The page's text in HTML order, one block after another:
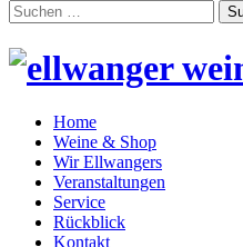
Suchen
nach:
Home
Weine & Shop
Wir Ellwangers
Veranstaltungen
Service
Rückblick
Kontakt